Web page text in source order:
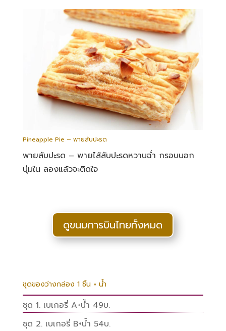
Pineapple Pie – พายสับปะรด
พายสับปะรด – พายไส้สับปะรดหวานฉ่ำ กรอบนอก
นุ่มใน ลองแล้วจะติดใจ
ดูขนมการบินไทยทั้งหมด
ชุดของว่างกล่อง 1 ชิ้น + น้ำ
ชุด 1. เบเกอรี่ A+น้ำ 49บ.
ชุด 2. เบเกอรี่ B+น้ำ 54บ.